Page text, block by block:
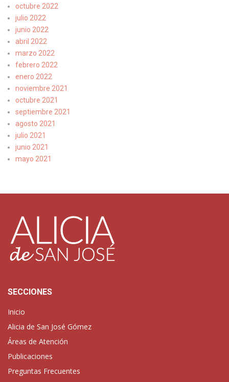
octubre 2022
julio 2022
junio 2022
abril 2022
marzo 2022
febrero 2022
enero 2022
noviembre 2021
octubre 2021
septiembre 2021
agosto 2021
julio 2021
junio 2021
mayo 2021
SECCIONES
Inicio
Alicia de San José Gómez
Áreas de Atención
Publicaciones
Preguntas Frecuentes